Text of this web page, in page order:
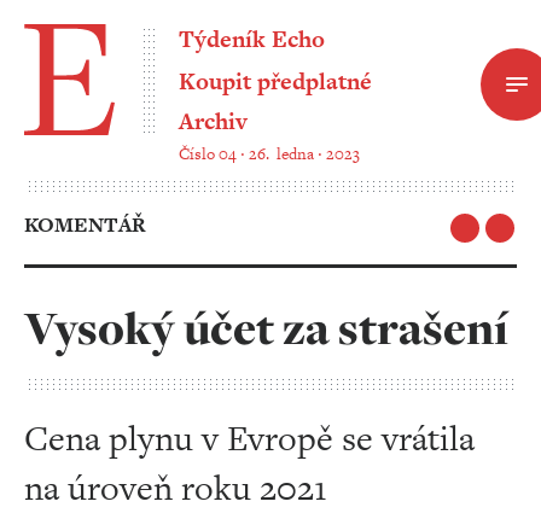
Týdeník Echo
Koupit předplatné
Archiv
Číslo 04 ‧ 26. ledna ‧ 2023
KOMENTÁŘ
Vysoký účet za strašení
Cena plynu v Evropě se vrátila
na úroveň roku 2021